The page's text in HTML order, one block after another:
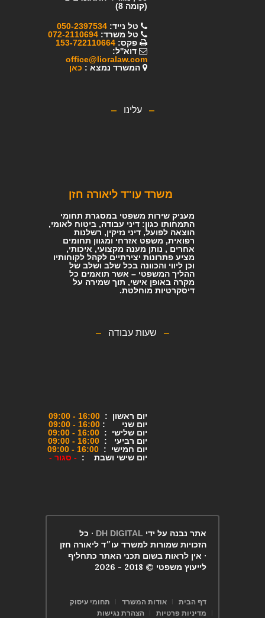
(קומה 8)
טל נייד: 050-2397534
טל משרד: 072-2110694
פקס: 153-722110664
דוא''ל:
office@lioralaw.com
המשרד נמצא : כאן
עלינו
משרד עו"ד ליאורה חזן
מעניק שירות משפטי במסגרת תחומי
התמחותו כגון: דיני עבודה, ביטוח לאומי,
הוצאה לפועל, דיני נזיקין, רשלנות
רפואית, משפט אזרחי ומגוון תחומים
אחרים , נותן מענה מקצועי, איכותי,
מציע פתרונות יצירתיים לקהל לקוחותיו
וכן ליווי והכוונה בכל שלב ושלב של
ההליך המשפטי – אשר תואמים כל
מקרה באופן אישי, תוך שמירה על
דיסקרטיות מוחלטת.
שעות עבודה
יום ראשון : 16:00 - 09:00
יום שני : 16:00 - 09:00
יום שלישי : 16:00 - 09:00
יום רביעי : 16:00 - 09:00
יום חמישי : 16:00 - 09:00
יום שישי ושבת :
- סגור -
אתר נבנה על ידי DH DIGITAL · כל
הזכויות שמורות למשרד עו״ד ליאורה חזן
· אין לראות בשום תכני האתר כתחליף
לייעוץ משפטי © 2018 - 2026
דף הבית אודות המשרד
תחומי עיסוק
מדיניות פרטיות
הצהרת נגישות